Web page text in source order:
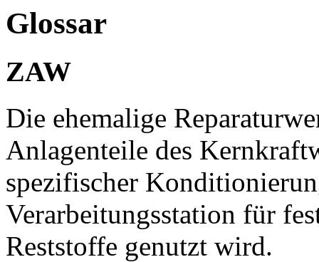
Glossar
ZAW
Die ehemalige
Anlagenteile des
spezifischer
Verarbeitungsstation für
Reststoffe genutzt wird.